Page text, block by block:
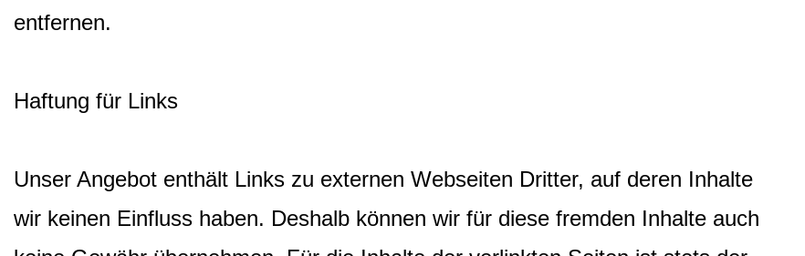
entfernen.
Haftung für Links
Unser Angebot enthält Links zu externen Webseiten Dritter, auf deren Inhalte
wir keinen Einfluss haben. Deshalb können wir für diese fremden Inhalte auch